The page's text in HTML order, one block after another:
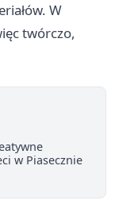
W
twórczo,
w Piasecznie